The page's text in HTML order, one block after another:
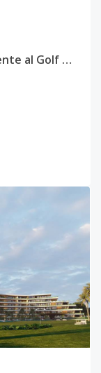
Bonita Golf- Exclusivo proyecto frente al Golf en Cap Cana